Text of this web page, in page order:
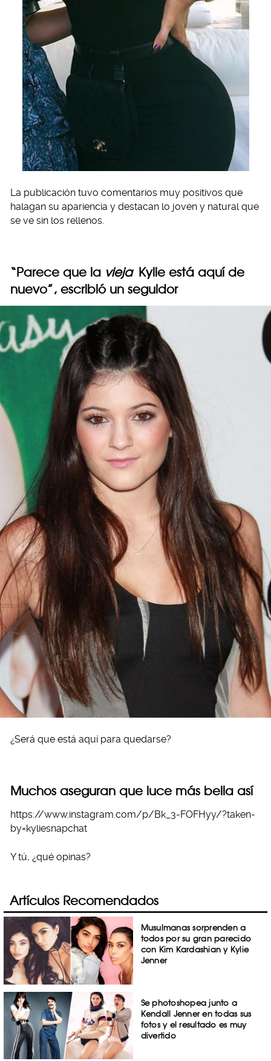
La publicación tuvo comentarios muy positivos que
halagan su apariencia y destacan lo joven y natural que
se ve sin los rellenos.
“Parece que la vieja Kylie está aquí de
nuevo”, escribió un seguidor
¿Será que está aquí para quedarse?
Muchos aseguran que luce más bella así
https://www.instagram.com/p/Bk_3-FOFHyy/?taken-
by=kyliesnapchat
Y tú, ¿qué opinas?
Artículos Recomendados
Musulmanas sorprenden a
todos por su gran parecido
con Kim Kardashian y Kylie
Jenner
Se photoshopea junto a
Kendall Jenner en todas sus
fotos y el resultado es muy
divertido